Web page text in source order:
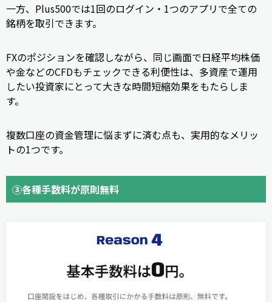
一方、Plus500では1回のログイン・1つのアプリで全ての
銘柄を取引できます。
FXのポジションを確認しながら、同じ画面で日経平均株価
や金などのCFDもチェックできる利便性は、多資産で運用
したい投資家にとって大きな時間短縮効果をもたらしま
す。
複数口座の資金管理に悩まずに済む点も、実用的なメリッ
トの1つです。
③各種手数料が原則無料